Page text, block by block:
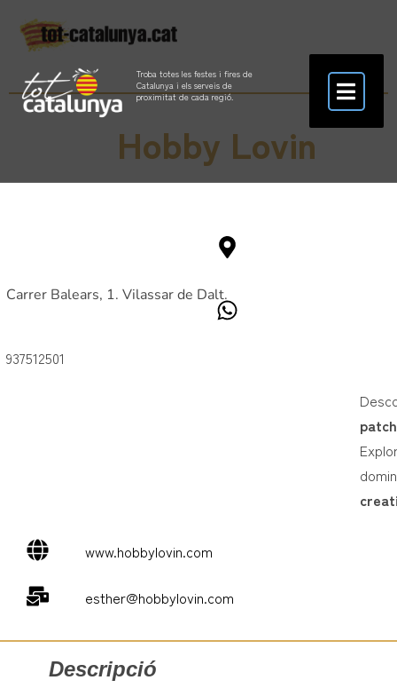
Troba totes les festes i fires de
Catalunya i els serveis de
proximitat de cada regió.
Hobby Lovin
Carrer Balears, 1. Vilassar de Dalt.
937512501
www.hobbylovin.com
esther@hobbylovin.com
Descripció